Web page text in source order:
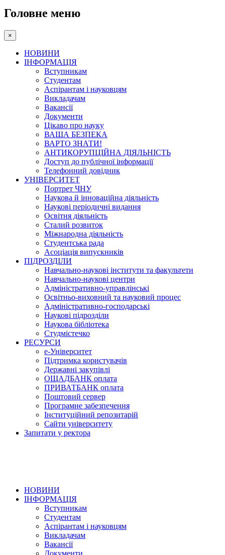
Головне меню
×
НОВИНИ
ІНФОРМАЦІЯ
Вступникам
Студентам
Аспірантам і науковцям
Викладачам
Вакансії
Документи
Цікаво про науку
ВАША БЕЗПЕКА
ВАРТО ЗНАТИ!
АНТИКОРУПЦІЙНА ДІЯЛЬНІСТЬ
Доступ до публічної інформації
Телефонний довідник
УНІВЕРСИТЕТ
Портрет ЧНУ
Наукова й інноваційна діяльність
Наукові періодичні видання
Освітня діяльність
Сталий розвиток
Міжнародна діяльність
Студентська рада
Асоціація випускників
ПІДРОЗДІЛИ
Навчально-наукові інститути та факультети
Навчально-наукові центри
Адміністративно-управлінські
Освітньо-виховний та науковий процес
Адміністративно-господарські
Наукові підрозділи
Наукова бібліотека
Студмістечко
РЕСУРСИ
е-Університет
Підтримка користувачів
Державні закупівлі
ОЩАДБАНК оплата
ПРИВАТБАНК оплата
Поштовий сервер
Програмне забезпечення
Інституційний репозитарій
Сайти університету
Запитати у ректора
НОВИНИ
ІНФОРМАЦІЯ
Вступникам
Студентам
Аспірантам і науковцям
Викладачам
Вакансії
Документи